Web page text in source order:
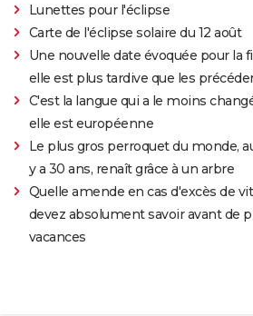
Lunettes pour l'éclipse
Carte de l'éclipse solaire du 12 août
Une nouvelle date évoquée pour la
elle est plus tardive que les
C'est la langue qui a le moins
elle est européenne
Le plus gros perroquet du monde,
y a 30 ans, renaît grâce à un arbre
Quelle amende en cas d'excès de
devez absolument savoir avant de
vacances